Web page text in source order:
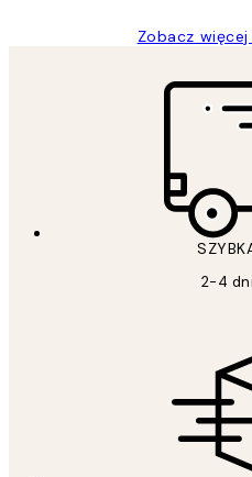
Zobacz
2-4